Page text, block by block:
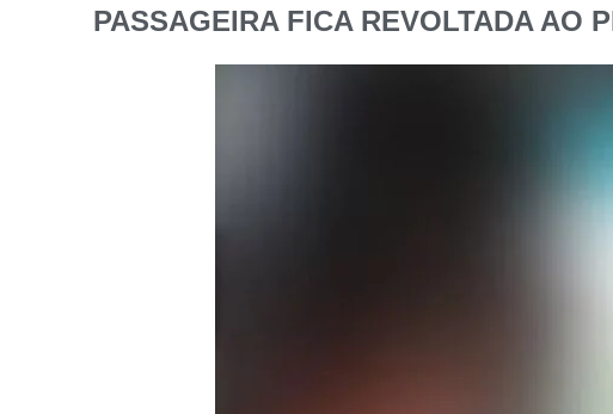
PASSAGEIRA FICA REVOLTADA AO